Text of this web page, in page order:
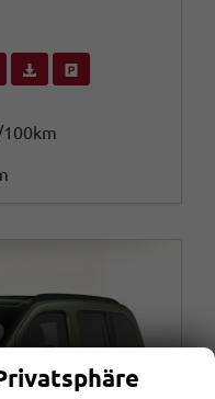
Wir rufen Sie anFahrzeugexposé (PDF)